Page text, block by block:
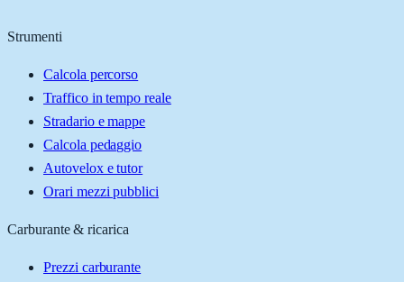
Strumenti
Calcola percorso
Traffico in tempo reale
Stradario e mappe
Calcola pedaggio
Autovelox e tutor
Orari mezzi pubblici
Carburante & ricarica
Prezzi carburante